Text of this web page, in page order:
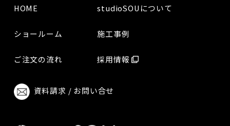
HOME studioSOUについて
ショールーム 施工事例
ご注文の流れ 採用情報
資料請求 / お問い合せ